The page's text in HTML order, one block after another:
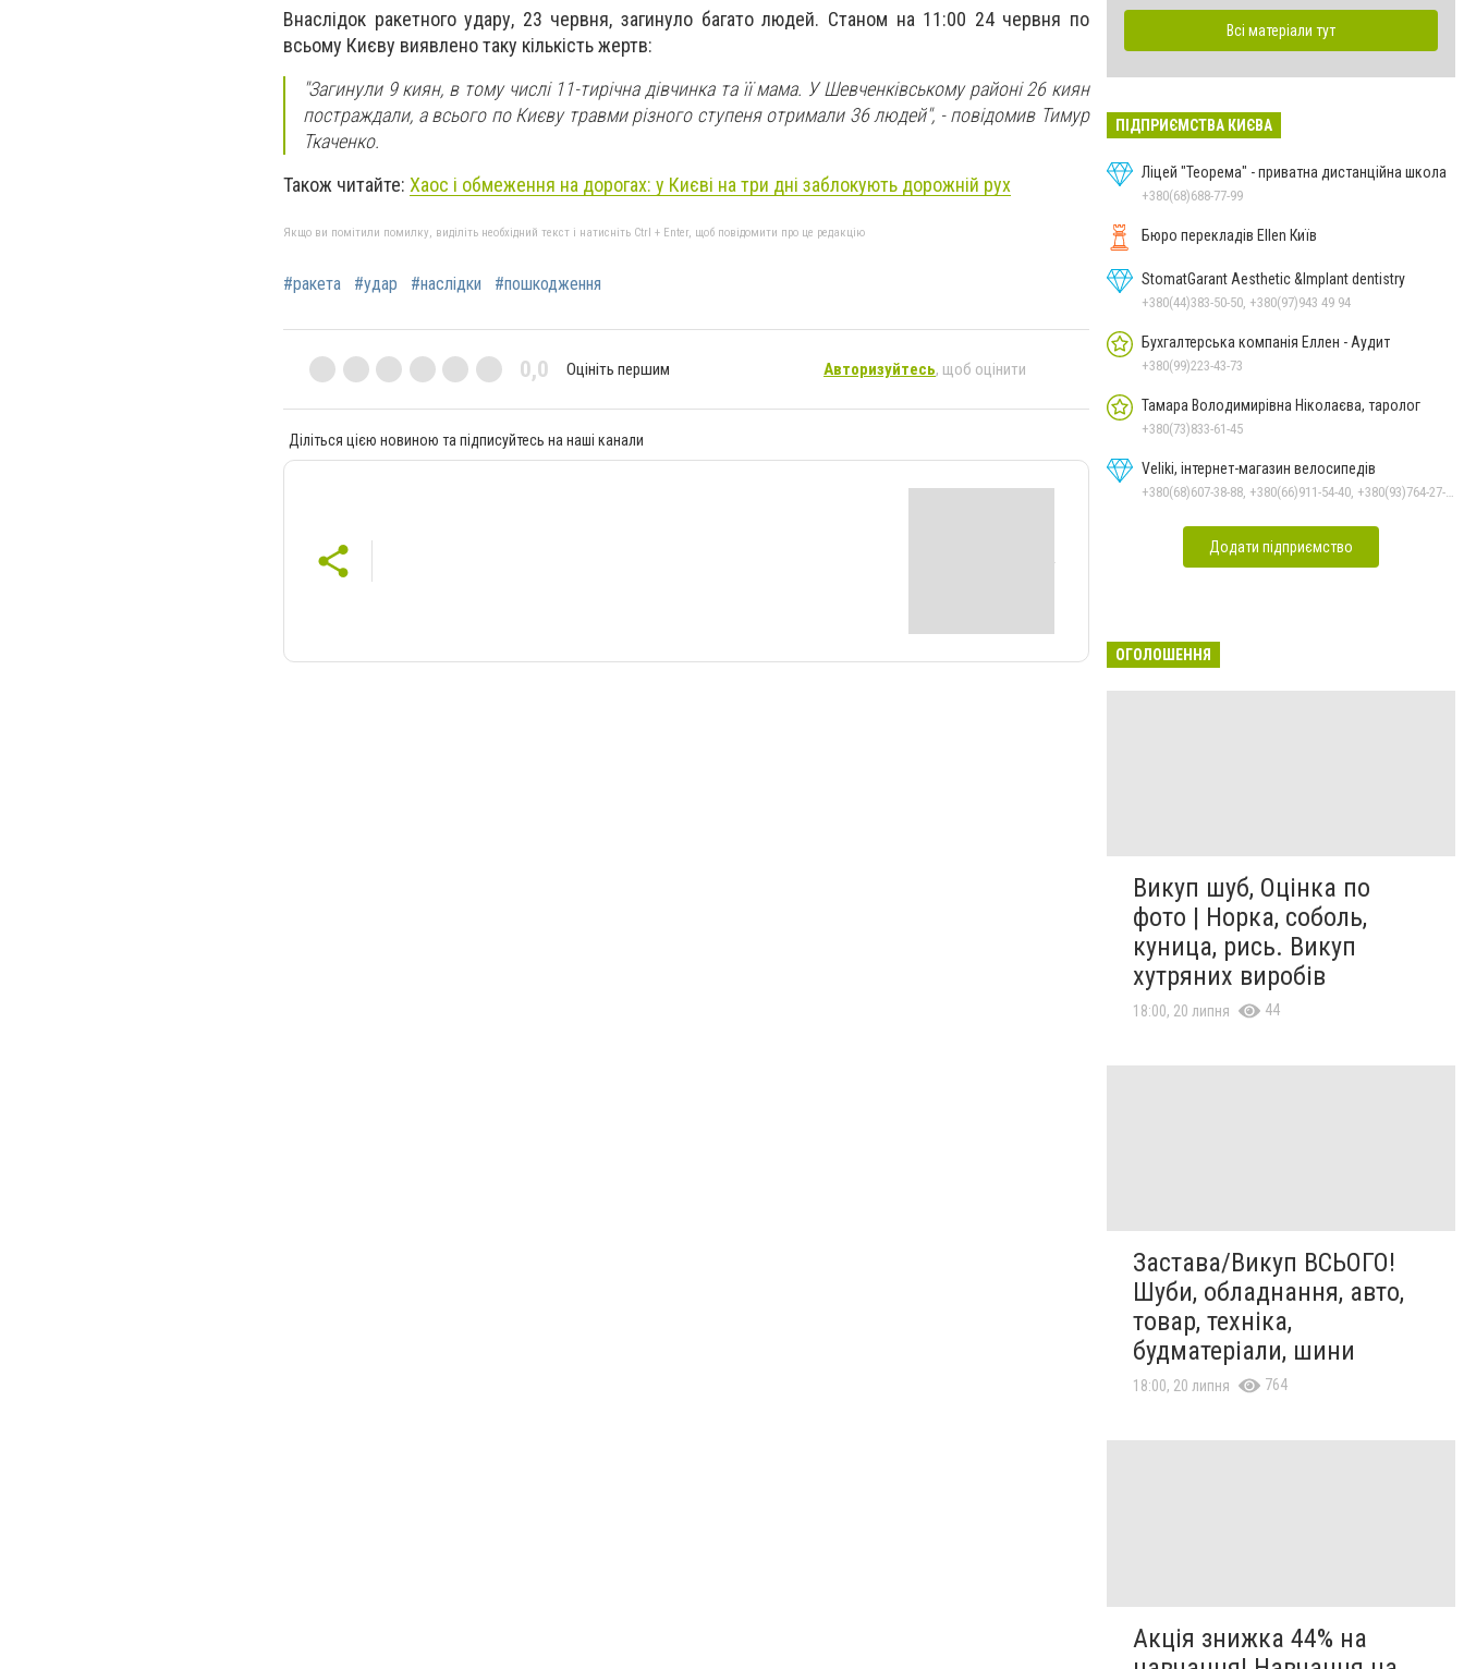
Внаслідок ракетного удару, 23 червня, загинуло багато людей. Станом на 11:00 24 червня по
всьому Києву виявлено таку кількість жертв:
"Загинули 9 киян, в тому числі 11-тирічна дівчинка та її мама. У Шевченківському районі 26 киян
постраждали, а всього по Києву травми різного ступеня отримали 36 людей", - повідомив Тимур
Ткаченко.
Також читайте: Хаос і обмеження на дорогах: у Києві на три дні заблокують дорожній рух
Якщо ви помітили помилку, виділіть необхідний текст і натисніть Ctrl + Enter, щоб повідомити про це редакцію
#ракета #удар #наслідки #пошкодження
0,0 Оцініть першим Авторизуйтесь, щоб оцінити
Діліться цією новиною та підписуйтесь на наші канали
Всі матеріали тут
ПІДПРИЄМСТВА КИЄВА
Ліцей "Теорема" - приватна дистанційна школа
+380(68)688-77-99
Бюро перекладів Ellen Київ
StomatGarant Aesthetic &Implant dentistry
+380(44)383-50-50, +380(97)943 49 94
Бухгалтерська компанія Еллен - Аудит
+380(99)223-43-73
Тамара Володимирівна Ніколаєва, таролог
+380(73)833-61-45
Veliki, інтернет-магазин велосипедів
Додати підприємство
ОГОЛОШЕННЯ
Викуп шуб, Оцінка по
фото | Норка, соболь,
куница, рись. Викуп
хутряних виробів
18:00, 20 липня 44
Застава/Викуп ВСЬОГО!
Шуби, обладнання, авто,
товар, техніка,
будматеріали, шини
18:00, 20 липня 764
Акція знижка 44% на